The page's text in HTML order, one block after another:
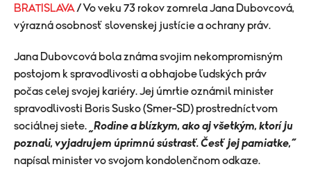
BRATISLAVA / Vo veku 73 rokov zomrela Jana Dubovcová,
výrazná osobnosť slovenskej justície a ochrany práv.
Jana Dubovcová bola známa svojim nekompromisným
postojom k spravodlivosti a obhajobe ľudských práv
počas celej svojej kariéry. Jej úmrtie oznámil minister
spravodlivosti Boris Susko (Smer-SD) prostredníctvom
sociálnej siete.
„Rodine a blízkym, ako aj všetkým, ktorí ju
poznali, vyjadrujem úprimnú sústrasť. Česť jej pamiatke,“
napísal minister vo svojom kondolenčnom odkaze.